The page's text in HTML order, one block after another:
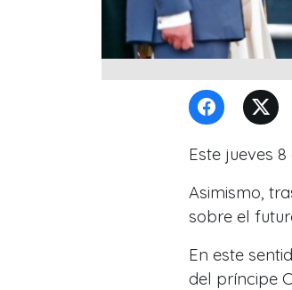
Este jueves
Asimismo,
sobre el
En este
del príncipe